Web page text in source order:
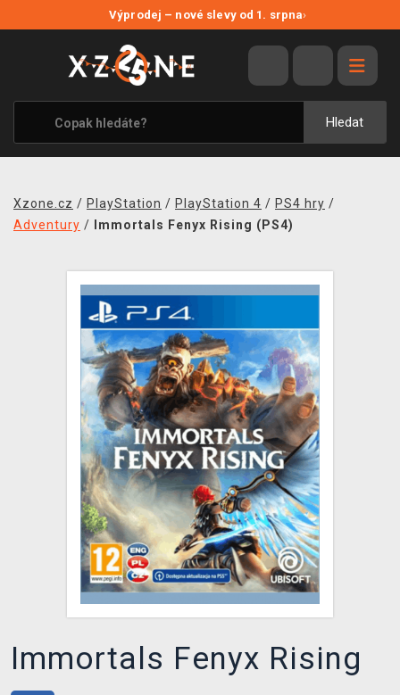
Výprodej – nové slevy od 1. srpna›
Hledat
VÝPRODEJ
VIDEOHRY
XZONE ORIGINALS
TÉMATIKY
MERCHANDISE
PRODEJNY
DOPRAVA
XZONE KLUB
TCG & BOARDGAME HUB
VÝKUP HER (BAZAR)
Xzone.cz / PlayStation / PlayStation 4 / PS4 hry /
Adventury / Immortals Fenyx Rising (PS4)
Immortals Fenyx Rising